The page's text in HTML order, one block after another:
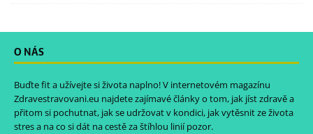
O NÁS
Buďte fit a užívejte si života naplno! V internetovém magazínu
Zdravestravovani.eu najdete zajímavé články o tom, jak jíst zdravě a
přitom si pochutnat, jak se udržovat v kondici, jak vytěsnit ze života
stres a na co si dát na cestě za štíhlou linií pozor.